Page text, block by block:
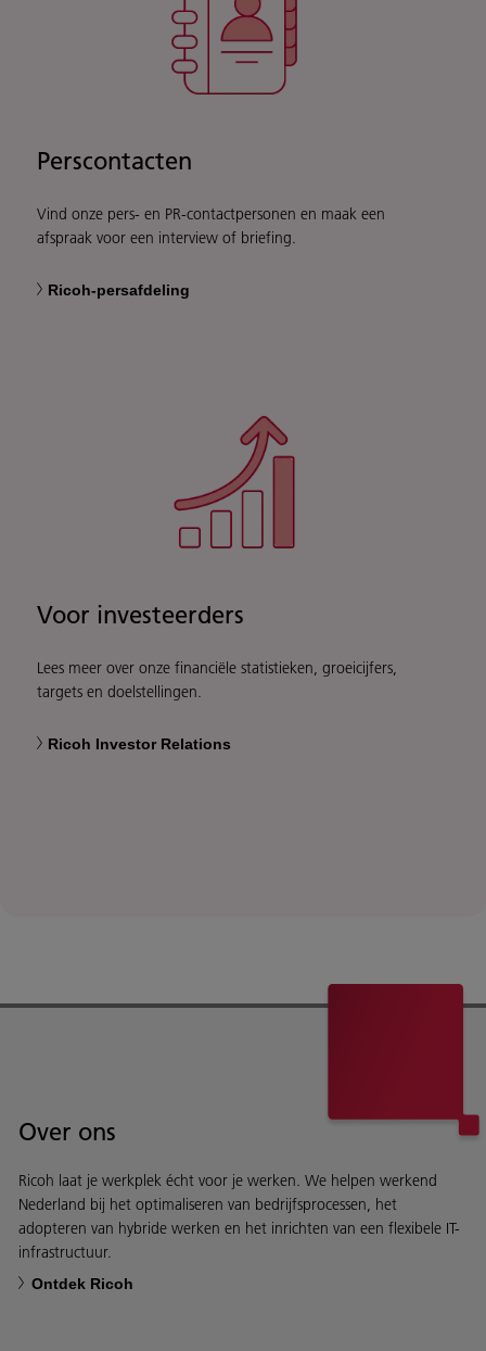
Perscontacten
Vind onze pers- en PR-contactpersonen en maak een
afspraak voor een interview of briefing.
Ricoh-persafdeling
Voor investeerders
Lees meer over onze financiële statistieken, groeicijfers,
targets en doelstellingen.
Ricoh Investor Relations
Over ons
Ricoh laat je werkplek écht voor je werken. We helpen werkend
Nederland bij het optimaliseren van bedrijfsprocessen, het
adopteren van hybride werken en het inrichten van een flexibele IT-
infrastructuur.
Ontdek Ricoh